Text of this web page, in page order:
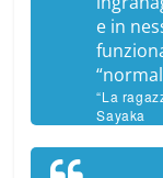
e in
“La
Sayaka